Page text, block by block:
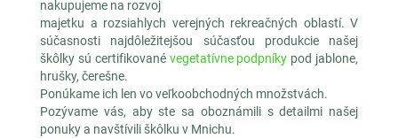
nakupujeme na rozvoj
majetku a rozsiahlych verejných rekreačných oblastí. V
súčasnosti najdôležitejšou súčasťou produkcie našej
škôlky sú certifikované vegetatívne podpníky pod jablone,
hrušky, čerešne.
Ponúkame ich len vo veľkoobchodných množstvách.
Pozývame vás, aby ste sa oboznámili s detailmi našej
ponuky a navštívili škôlku v Mnichu.